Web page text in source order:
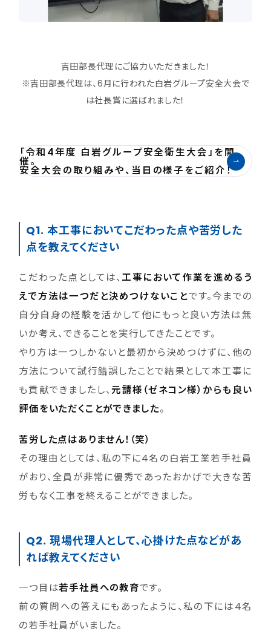
吉田部長代理にご協力いただきました！
※吉田部長代理は、6月に行われた白岩グループ安全大会で
は社長賞に選ばれました！
「令和4年度 白岩グループ安全衛生大会」を開
催。
安全大会の取り組みや、当日の様子をご紹介！
Q1. 本工事においてこだわった点や苦労した
点を教えてください
こだわった点としては、 工事において作業を進めるう
えで方法は一つだと決めつけないことです。今までの
自分自身の経験を活かして他にもっと良い方法は無
いか考え、できることを実行してきたことです。
やり方は一つしかないと最初から決めつけずに、他の
方法について試行錯誤したことで結果として本工事に
も貢献できましたし、元請様（ゼネコン様）からも良い
評価をいただくことができました。
苦労した点はありません！（笑）
その理由としては、私の下に4名の白岩工業若手社員
がおり、全員が非常に優秀であったおかげで大きな苦
労もなく工事を終えることができました。
Q2. 現場代理人として、心掛けた点などがあ
れば教えてください
一つ目は若手社員への教育です。
前の質問への答えにもあったように、私の下には4名
の若手社員がいました。